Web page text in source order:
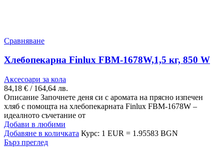
Сравняване
Хлебопекарна Finlux FBM-1678W,1,5 кг, 850 W
Аксесоари за кола
84,18 € / 164,64 лв.
Описание Започнете деня си с аромата на прясно изпечен
хляб с помощта на хлебопекарната Finlux FBM-1678W –
идеалното съчетание от
Добави в любими
Добавяне в количката Курс: 1 EUR = 1.95583 BGN
Бърз преглед